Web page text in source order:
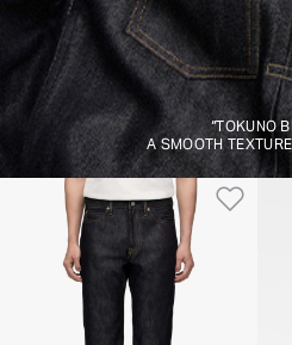
“TOKUNO
A SMOOTH